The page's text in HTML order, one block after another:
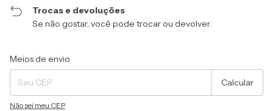
Trocas e devoluções
Se não gostar, você pode trocar ou devolver.
Entregas para o CEP:
Meios de envio
Calcular
Não sei meu CEP